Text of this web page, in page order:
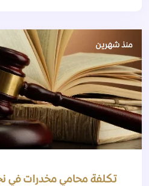
منذ شهرين
تكلفة محامي مخدرات في